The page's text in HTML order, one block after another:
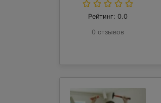
Рейтинг: 0.0
0 отзывов